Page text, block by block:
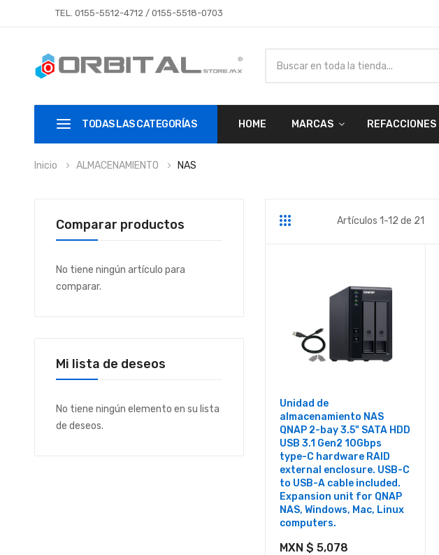
TEL. 0155-5512-4712/ 0155-5518-0703
TODAS LAS CATEGORÍAS HOME MARCAS REFACCIONES
Inicio ALMACENAMIENTO NAS
Parrilla Artículos 1-12 de 21
Unidad de
almacenamiento NAS
QNAP 2-bay 3.5" SATA HDD
USB 3.1 Gen2 10Gbps
type-C hardware RAID
external enclosure. USB-C
to USB-A cable included.
Expansion unit for QNAP
NAS, Windows, Mac, Linux
computers.
MXN $ 5,078
Comparar productos
No tiene ningún artículo para
comparar.
Mi lista de deseos
No tiene ningún elemento en su lista
de deseos.